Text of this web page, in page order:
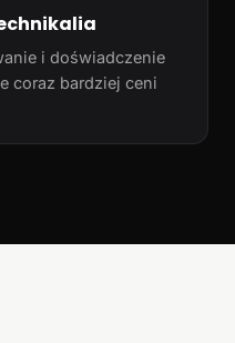
i doświadczenie
coraz bardziej ceni